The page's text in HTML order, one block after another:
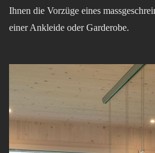
Ihnen die Vorzüge eines
einer Ankleide oder Garderobe.